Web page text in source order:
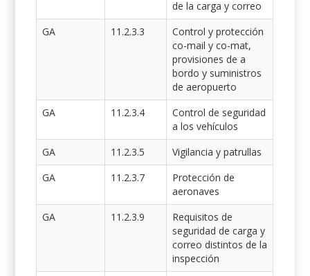
de la carga y correo
GA
11.2.3.3
Control y protección
co-mail y co-mat,
provisiones de a
bordo y suministros
de aeropuerto
GA
11.2.3.4
Control de seguridad
a los vehículos
GA
11.2.3.5
Vigilancia y patrullas
GA
11.2.3.7
Protección de
aeronaves
GA
11.2.3.9
Requisitos de
seguridad de carga y
correo distintos de la
inspección